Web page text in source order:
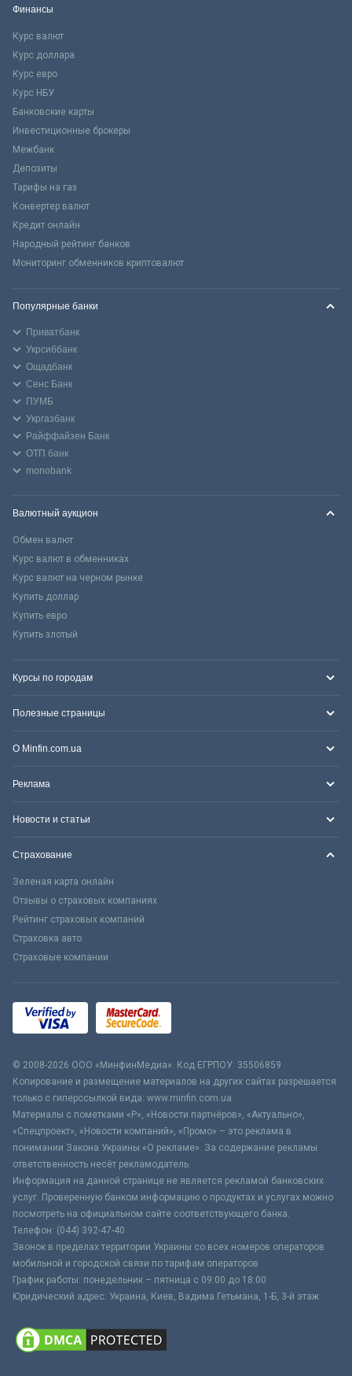
Финансы
Курс валют
Курс доллара
Курс евро
Курс НБУ
Банковские карты
Инвестиционные брокеры
Межбанк
Депозиты
Тарифы на газ
Конвертер валют
Кредит онлайн
Народный рейтинг банков
Мониторинг обменников криптовалют
Популярные банки
Приватбанк
Укрсиббанк
Ощадбанк
Сенс Банк
ПУМБ
Укргазбанк
Райффайзен Банк
ОТП банк
monobank
Валютный аукцион
Обмен валют
Курс валют в обменниках
Курс валют на черном рынке
Купить доллар
Купить евро
Купить злотый
Курсы по городам
Полезные страницы
О Minfin.com.ua
Реклама
Новости и статьи
Страхование
Зеленая карта онлайн
Отзывы о страховых компаниях
Рейтинг страховых компаний
Страховка авто
Страховые компании
© 2008-2026 ООО «МинфинМедиа». Код ЕГРПОУ: 35506859
Копирование и размещение материалов на других сайтах разрешается
только с гиперссылкой вида: www.minfin.com.ua
Материалы с пометками «Р», «Новости партнёров», «Актуально»,
«Спецпроект», «Новости компаний», «Промо» – это реклама в
понимании Закона Украины «О рекламе». За содержание рекламы
ответственность несёт рекламодатель.
Информация на данной странице не является рекламой банковских
услуг. Проверенную банком информацию о продуктах и услугах можно
посмотреть на официальном сайте соответствующего банка.
Телефон: (044) 392-47-40
Звонок в пределах территории Украины со всех номеров операторов
мобильной и городской связи по тарифам операторов
График работы: понедельник – пятница с 09:00 до 18:00
Юридический адрес: Украина, Киев, Вадима Гетьмана, 1-Б, 3-й этаж